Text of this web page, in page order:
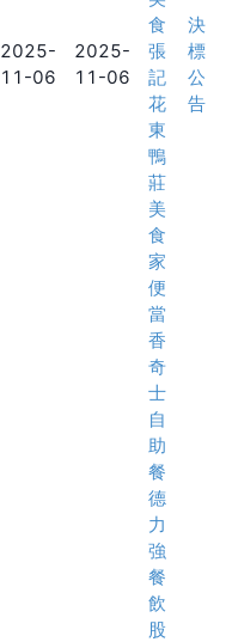
2025-
11-06
2025-
11-06
食
張
記
花
東
鴨
莊
美
食
家
便
當
香
奇
士
自
助
餐
德
力
強
餐
飲
股
決
標
公
告